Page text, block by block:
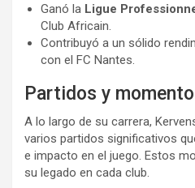
Ganó la Ligue
Club Africain.
Contribuyó a un sólido
con el FC Nantes.
Partidos y
A lo largo de su carrera,
varios partidos significativos
e impacto en el juego. Estos
su legado en cada club.